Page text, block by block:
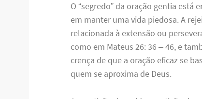
O “segredo” da oração gentia está
em manter uma vida piedosa. A
relacionada à extensão ou
como em Mateus 26: 36 – 46, e
crença de que a oração eficaz se
quem se aproxima de Deus.